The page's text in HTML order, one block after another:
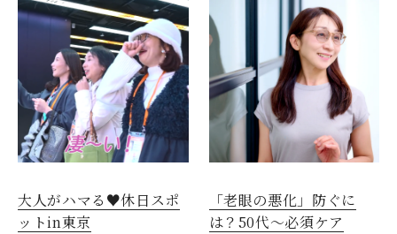
大人がハマる♥休日スポ
ットin東京
「老眼の悪化」防ぐに
は？50代～必須ケア